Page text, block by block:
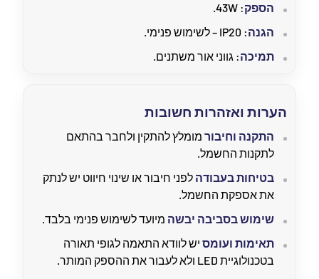
הספק: 43W.
הגנה: IP20 – לשימוש פנימי.
תמיכה: גווני אור משתנים.
הערות ואזהרות חשובות
התקנה וחיבור מומלץ להתקין ולחבר בהתאם
לתקנות החשמל.
בטיחות בעבודה לפני חיבור או שינוי חיווט יש לנתק
את אספקת החשמל.
שימוש בסביבה יבשה מיועד לשימוש פנימי בלבד.
תאימות ועומס יש לוודא התאמה לגופי תאורה
בטכנולוגיית LED ולא לעבור את ההספק המותר.